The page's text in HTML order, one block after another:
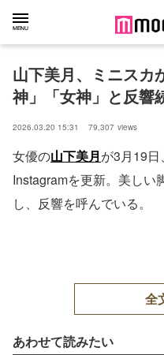
山下美月、ミニスカ
神」「女神」と反響
2026.03.20 15:31 79,307 views
女優の山下美月が3月19
Instagramを更新。美しい
し、反響を呼んでいる。
全
あわせて読みたい